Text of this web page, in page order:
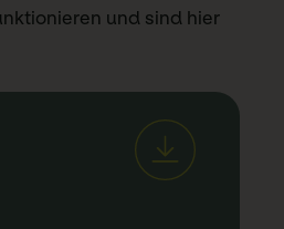
und sind hier